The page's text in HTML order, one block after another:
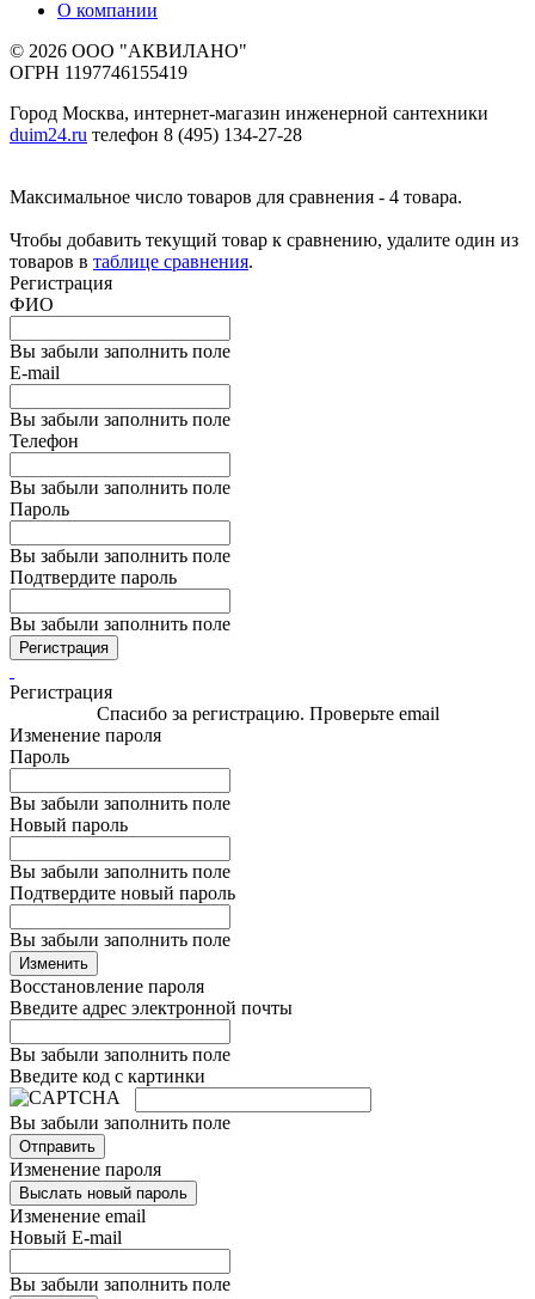
О компании
© 2026 ООО "АКВИЛАНО"
ОГРН 1197746155419
Город Москва, интернет-магазин инженерной сантехники
duim24.ru телефон 8 (495) 134-27-28
Максимальное число товаров для сравнения - 4 товара.
Чтобы добавить текущий товар к сравнению, удалите один из
товаров в таблице сравнения.
Регистрация
ФИО
Вы забыли заполнить поле
E-mail
Вы забыли заполнить поле
Телефон
Вы забыли заполнить поле
Пароль
Вы забыли заполнить поле
Подтвердите пароль
Вы забыли заполнить поле
Регистрация
Регистрация
Спасибо за регистрацию. Проверьте email
Изменение пароля
Пароль
Вы забыли заполнить поле
Новый пароль
Вы забыли заполнить поле
Подтвердите новый пароль
Вы забыли заполнить поле
Изменить
Восстановление пароля
Введите адрес электронной почты
Вы забыли заполнить поле
Введите код с картинки
Вы забыли заполнить поле
Отправить
Изменение пароля
Выслать новый пароль
Изменение email
Новый E-mail
Вы забыли заполнить поле